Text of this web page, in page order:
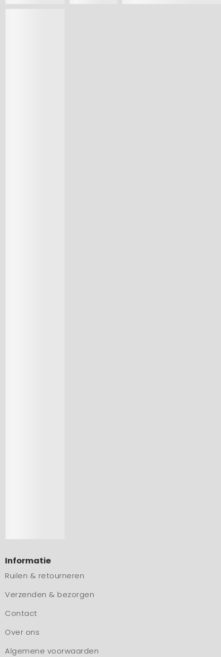
Informatie
Ruilen & retourneren
Verzenden & bezorgen
Contact
Over ons
Algemene voorwaarden